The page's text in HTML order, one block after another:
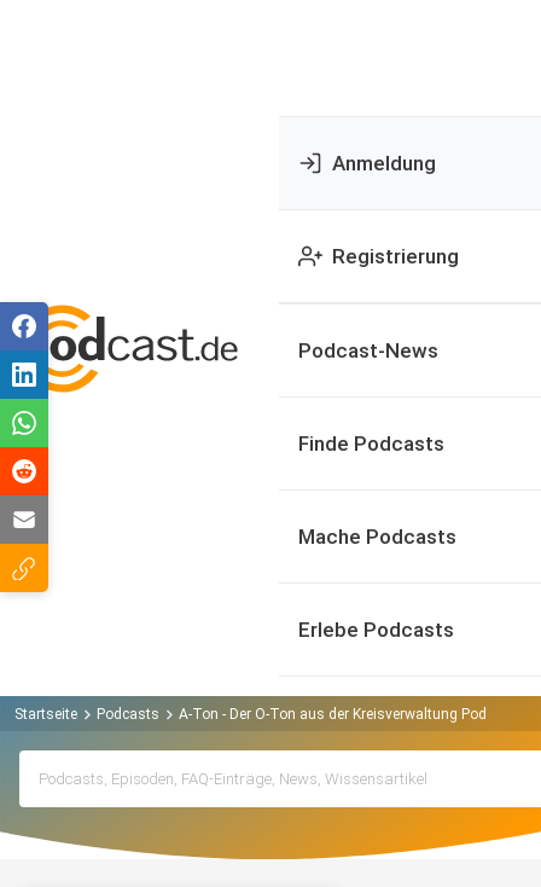
Anmeldung
Registrierung
Podcast-News
Finde Podcasts
Mache Podcasts
Erlebe Podcasts
Startseite Podcasts A-Ton - Der O-Ton aus der Kreisverwaltung Podcast